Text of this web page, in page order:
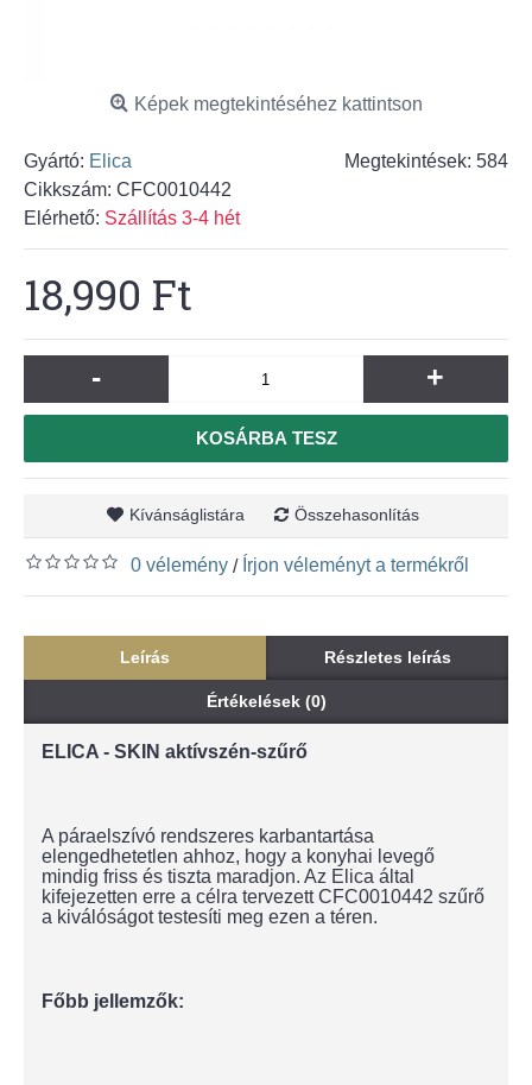
Képek megtekintéséhez kattintson
Megtekintések: 584
Gyártó: Elica
Cikkszám: CFC0010442
Elérhető: Szállítás 3-4 hét
18,990 Ft
- +
KOSÁRBA TESZ
Kívánságlistára Összehasonlítás
0 vélemény / Írjon véleményt a termékről
Leírás Részletes leírás
Értékelések (0)
ELICA - SKIN aktívszén-szűrő
A páraelszívó rendszeres karbantartása
elengedhetetlen ahhoz, hogy a konyhai levegő
mindig friss és tiszta maradjon. Az Elica által
kifejezetten erre a célra tervezett CFC0010442 szűrő
a kiválóságot testesíti meg ezen a téren.
Főbb jellemzők: